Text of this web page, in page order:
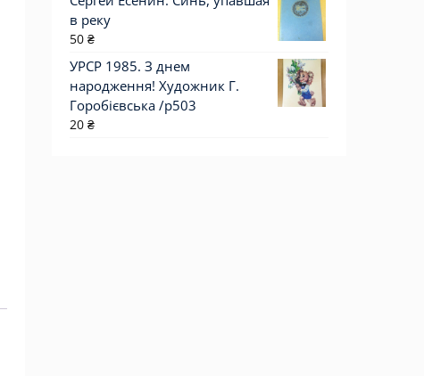
в реку
50 ₴
УРСР 1985. З днем
народження! Художник Г.
Горобієвська /р503
20 ₴